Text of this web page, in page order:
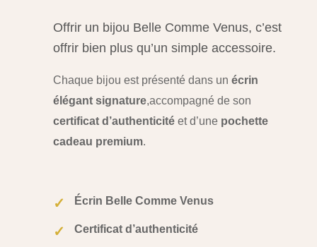
Offrir un bijou Belle Comme Venus, c’est
offrir bien plus qu’un simple accessoire.
Chaque bijou est présenté dans un écrin
élégant signature,accompagné de son
certificat d’authenticitéet d’une pochette
cadeau premium.
✓ Écrin Belle Comme Venus
✓ Certificat d’authenticité